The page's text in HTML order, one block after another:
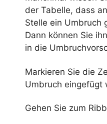
der Tabelle, dass
Stelle ein Umbruch
Dann können Sie
in die
Markieren Sie die
Umbruch eingefügt
Gehen Sie zum